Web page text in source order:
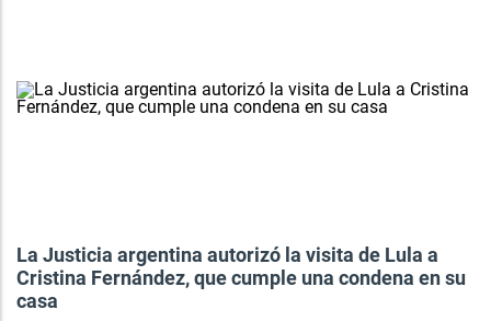
La Justicia argentina autorizó la visita de Lula a
Cristina Fernández, que cumple una condena en su
casa